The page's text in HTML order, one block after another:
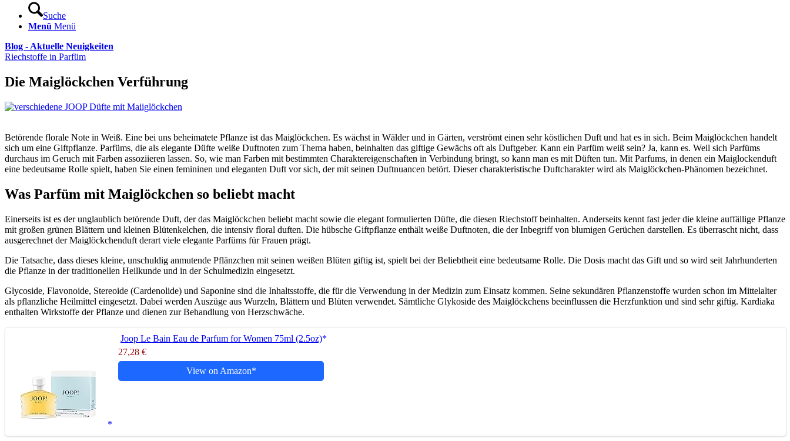
Suche
Menü Menü
Blog - Aktuelle Neuigkeiten
Riechstoffe in Parfüm
Die Maiglöckchen Verführung
Betörende florale Note in Weiß. Eine bei uns beheimatete Pflanze ist das Maiglöckchen. Es wächst in Wälder und in Gärten, verströmt einen sehr köstlichen Duft und hat es in sich. Beim Maiglöckchen handelt
sich um eine Giftpflanze. Parfüms, die als elegante Düfte weiße Duftnoten zum Thema haben, beinhalten das giftige Gewächs oft als Duftgeber. Kann ein Parfüm weiß sein? Ja, kann es. Weil sich Parfüms
durchaus im Geruch mit Farben assoziieren lassen. So, wie man Farben mit bestimmten Charaktereigenschaften in Verbindung bringt, so kann man es mit Düften tun. Mit Parfums, in denen ein Maiglockenduft
eine bedeutsame Rolle spielt, haben Sie einen femininen und eleganten Duft vor sich, der mit seinen Duftnuancen betört. Dieser charakteristische Duftcharakter wird als Maiglöckchen-Phänomen bezeichnet.
Was Parfüm mit Maiglöckchen so beliebt macht
Einerseits ist es der unglaublich betörende Duft, der das Maiglöckchen beliebt macht sowie die elegant formulierten Düfte, die diesen Riechstoff beinhalten. Anderseits kennt fast jeder die kleine auffällige Pflanze
mit großen grünen Blättern und kleinen Blütenkelchen, die intensiv floral duften. Die hübsche Giftpflanze enthält weiße Duftnoten, die der Inbegriff von blumigen Gerüchen darstellen. Es überrascht nicht, dass
ausgerechnet der Maiglöckchenduft derart viele elegante Parfüms für Frauen prägt.
Die Tatsache, dass dieses kleine, unschuldig anmutende Pflänzchen mit seinen weißen Blüten giftig ist, spielt bei der Beliebtheit eine bedeutsame Rolle. Die Dosis macht das Gift und so wird seit Jahrhunderten
die Pflanze in der traditionellen Heilkunde und in der Schulmedizin eingesetzt.
Glycoside, Flavonoide, Stereoide (Cardenolide) und Saponine sind die Inhaltsstoffe, die für die Verwendung in der Medizin zum Einsatz kommen. Seine sekundären Pflanzenstoffe wurden schon im Mittelalter
als pflanzliche Heilmittel eingesetzt. Dabei werden Auszüge aus Wurzeln, Blättern und Blüten verwendet. Sämtliche Glykoside des Maiglöckchens beeinflussen die Herzfunktion und sind sehr giftig. Kardiaka
enthalten Wirkstoffe der Pflanze und dienen zur Behandlung von Herzschwäche.
Joop Le Bain Eau de Parfum for Women 75ml (2.5oz)
27,28 €
View on Amazon